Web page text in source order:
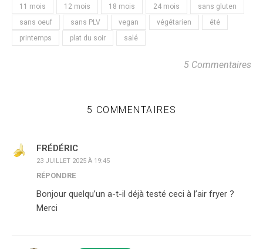
11 mois
12 mois 18 mois 24 mois
sans gluten
sans oeuf
sans PLV vegan végétarien
été
printemps
plat du soir salé
5 Commentaires
5 COMMENTAIRES
FRÉDÉRIC
23 JUILLET 2025 À 19:45
RÉPONDRE
Bonjour quelqu’un a-t-il déjà testé ceci à l’air fryer ?
Merci